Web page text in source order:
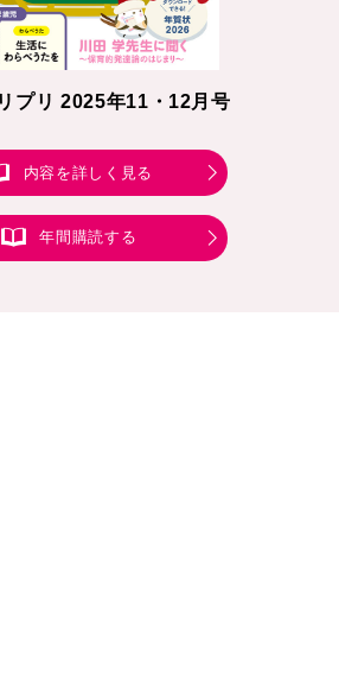
プリ 2025年11・12月号
内容を詳しく見る
年間購読する